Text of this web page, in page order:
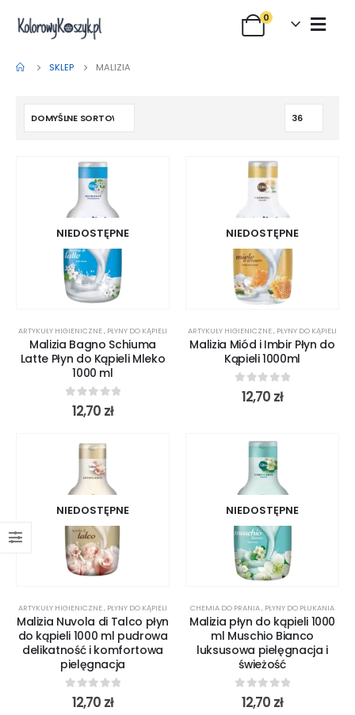
0
SKLEP MALIZIA
NIEDOSTĘPNE
ARTYKUŁY HIGIENICZNE, PŁYNY DO KĄPIELI
Malizia Bagno Schiuma
Latte Płyn do Kąpieli Mleko
1000 ml
out of 5
12,70 zł
NIEDOSTĘPNE
ARTYKUŁY HIGIENICZNE, PŁYNY DO KĄPIELI
Malizia Miód i Imbir Płyn do
Kąpieli 1000ml
out of 5
12,70 zł
NIEDOSTĘPNE
ARTYKUŁY HIGIENICZNE, PŁYNY DO KĄPIELI
Malizia Nuvola di Talco płyn
do kąpieli 1000 ml pudrowa
delikatność i komfortowa
pielęgnacja
out of 5
12,70 zł
NIEDOSTĘPNE
CHEMIA DO PRANIA, PŁYNY DO PŁUKANIA
Malizia płyn do kąpieli 1000
ml Muschio Bianco
luksusowa pielęgnacja i
świeżość
out of 5
12,70 zł